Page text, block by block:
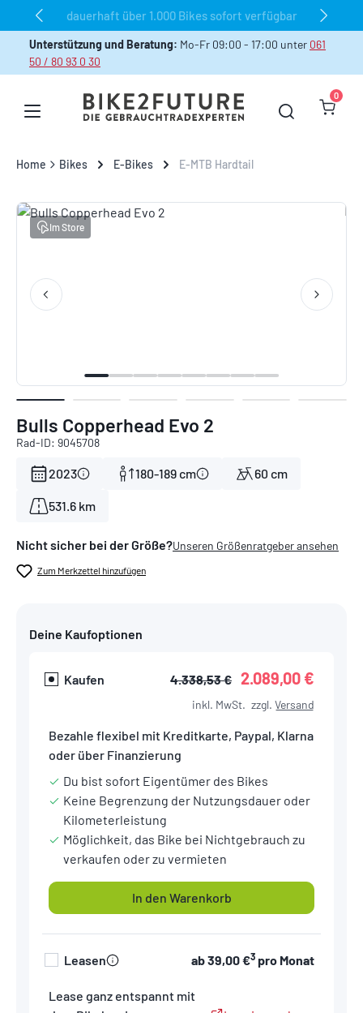
Zum Hauptinhalt springen
dauerhaft über 1.000 Bikes sofort verfügbar
Unterstützung und Beratung: Mo-Fr 09:00 - 17:00 unter 061
50 / 80 93 0 30
0
Home Bikes E-Bikes E-MTB Hardtail
Bildergalerie überspringen
Im Store
Bulls Copperhead Evo 2
Rad-ID: 9045708
2023 180-189 cm 60 cm
531.6 km
Nicht sicher bei der Größe?Unseren Größenratgeber ansehen
Zum Merkzettel hinzufügen
Deine Kaufoptionen
Kaufen 4.338,53 € 2.089,00 €
inkl. MwSt. zzgl. Versand
Bezahle flexibel mit Kreditkarte, Paypal, Klarna
oder über Finanzierung
Du bist sofort Eigentümer des Bikes
Keine Begrenzung der Nutzungsdauer oder
Kilometerleistung
Möglichkeit, das Bike bei Nichtgebrauch zu
verkaufen oder zu vermieten
In den Warenkorb
Leasen ab39,00 €3 pro Monat
Lease ganz entspannt mit